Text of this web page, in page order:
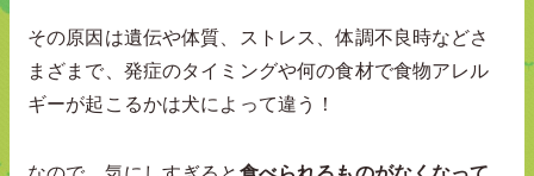
その原因は遺伝や体質、ストレス、体調不良時などさ
まざまで、発症のタイミングや何の食材で食物アレル
ギーが起こるかは犬によって違う！